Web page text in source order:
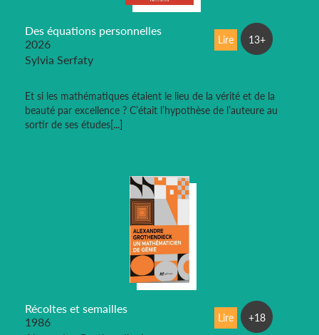
Des équations personnelles
2026
Sylvia Serfaty
Et si les mathématiques étaient le lieu de la vérité et de la
beauté par excellence ? C’était l’hypothèse de l’auteure au
sortir de ses études[...]
Lire 13+
Récoltes et semailles
1986
Lire +18